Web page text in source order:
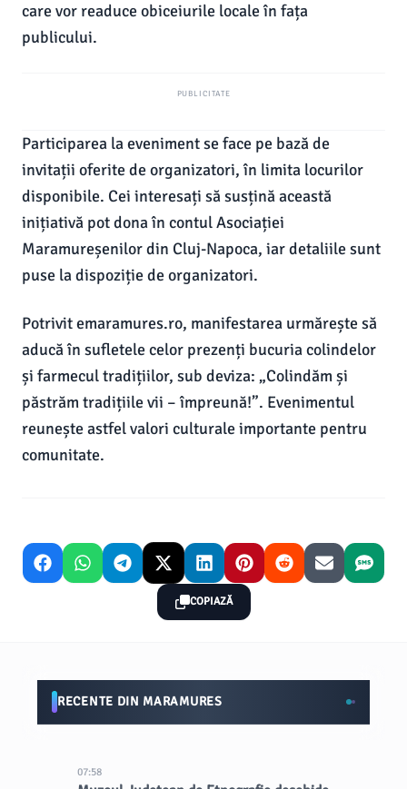
care vor readuce obiceiurile locale în fața
publicului.
PUBLICITATE
Participarea la eveniment se face pe bază de
invitații oferite de organizatori, în limita locurilor
disponibile. Cei interesați să susțină această
inițiativă pot dona în contul Asociației
Maramureșenilor din Cluj-Napoca, iar detaliile sunt
puse la dispoziție de organizatori.
Potrivit emaramures.ro, manifestarea urmărește să
aducă în sufletele celor prezenți bucuria colindelor
și farmecul tradițiilor, sub deviza: „Colindăm și
păstrăm tradițiile vii – împreună!”. Evenimentul
reunește astfel valori culturale importante pentru
comunitate.
COPIAZĂ
RECENTE DIN MARAMURES
07:58